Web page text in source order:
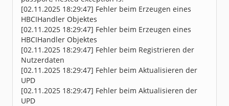
[02.11.2025 18:29:47] Fehler beim Erzeugen eines
HBCIHandler Objektes
[02.11.2025 18:29:47] Fehler beim Erzeugen eines
HBCIHandler Objektes
[02.11.2025 18:29:47] Fehler beim Registrieren der
Nutzerdaten
[02.11.2025 18:29:47] Fehler beim Aktualisieren der
UPD
[02.11.2025 18:29:47] Fehler beim Aktualisieren der
UPD